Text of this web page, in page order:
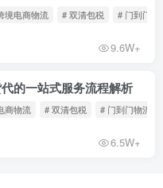
境电商物流 # 双清包税 # 门到门物
9.6W+
的一站式服务流程解析
商物流 # 双清包税 # 门到门物流
6.5W+